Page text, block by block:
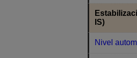
IS)
Nivel